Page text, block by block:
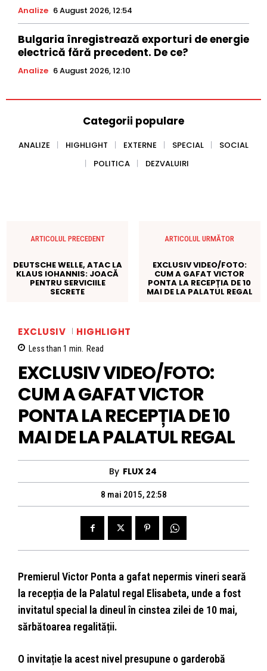
Analize 6 August 2026, 12:54
Bulgaria înregistrează exporturi de energie
electrică fără precedent. De ce?
Analize 6 August 2026, 12:10
Categorii populare
ANALIZE HIGHLIGHT EXTERNE SPECIAL
SOCIAL
POLITICA
DEZVALUIRI
ARTICOLUL PRECEDENT
DEUTSCHE WELLE, ATAC LA
KLAUS IOHANNIS: JOACĂ
PENTRU SERVICIILE
SECRETE
ARTICOLUL URMĂTOR
EXCLUSIV VIDEO/FOTO:
CUM A GAFAT VICTOR
PONTA LA RECEPȚIA DE 10
MAI DE LA PALATUL REGAL